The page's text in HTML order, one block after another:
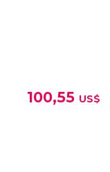
100,55 US$